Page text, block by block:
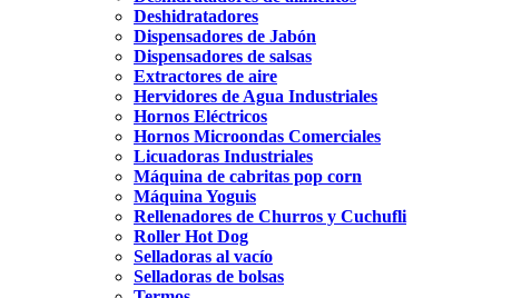
Deshidratadores
Dispensadores de Jabón
Dispensadores de salsas
Extractores de aire
Hervidores de Agua Industriales
Hornos Eléctricos
Hornos Microondas Comerciales
Licuadoras Industriales
Máquina de cabritas pop corn
Máquina Yoguis
Rellenadores de Churros y Cuchufli
Roller Hot Dog
Selladoras al vacío
Selladoras de bolsas